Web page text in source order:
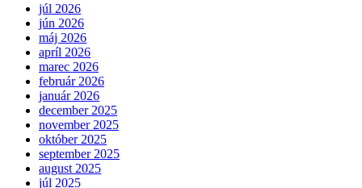
júl 2026
jún 2026
máj 2026
apríl 2026
marec 2026
február 2026
január 2026
december 2025
november 2025
október 2025
september 2025
august 2025
júl 2025